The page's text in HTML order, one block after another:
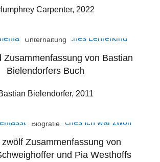
Carpenter, 2022
Unterhaltung
Zusammenfassung von Bastian
Bielendorfers Buch
Bielendorfer, 2011
Biografie
zwölf Zusammenfassung von
und Pia Westhoffs